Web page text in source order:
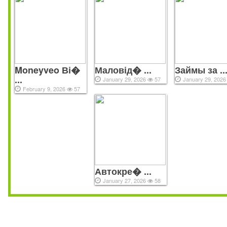
Moneyveo Ві�
...
February 9, 2026 57
Маловід� ...
January 29, 2026 57
Займы за
January 29,
Автокре� ...
January 27, 2026 58